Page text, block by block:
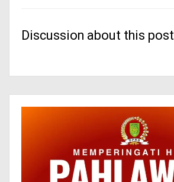
Discussion about this post